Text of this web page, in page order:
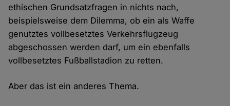
ethischen Grundsatzfragen in nichts nach,
beispielsweise dem Dilemma, ob ein als Waffe
genutztes vollbesetztes Verkehrsflugzeug
abgeschossen werden darf, um ein ebenfalls
vollbesetztes Fußballstadion zu retten.
Aber das ist ein anderes Thema.